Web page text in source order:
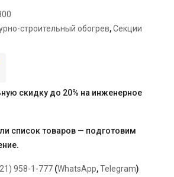
строительный обогрев,Секции
скидку до 20% на инженерное
список товаров — подготовим
958-1-777 (WhatsApp,Telegram)